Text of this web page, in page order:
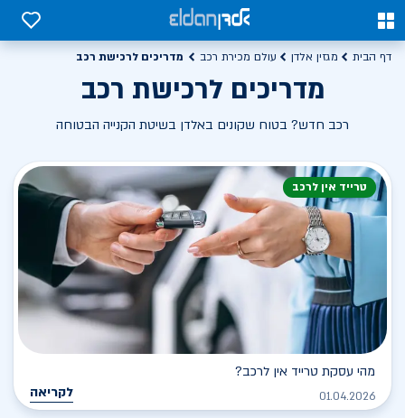
0
0
דף הבית מגזין אלדן עולם מכירת רכב מדריכים לרכישת רכב
מדריכים לרכישת רכב
רכב חדש? בטוח שקונים באלדן בשיטת הקנייה הבטוחה
טרייד אין לרכב
מהי עסקת טרייד אין לרכב?
01.04.2026 לקריאה